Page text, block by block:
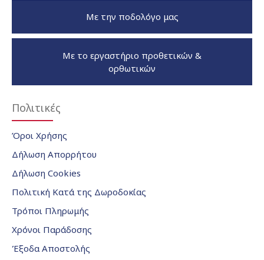
Με την ποδολόγο μας
Με το εργαστήριο προθετικών &
ορθωτικών
Πολιτικές
Όροι Χρήσης
Δήλωση Απορρήτου
Δήλωση Cookies
Πολιτική Κατά της Δωροδοκίας
Τρόποι Πληρωμής
Χρόνοι Παράδοσης
Έξοδα Αποστολής